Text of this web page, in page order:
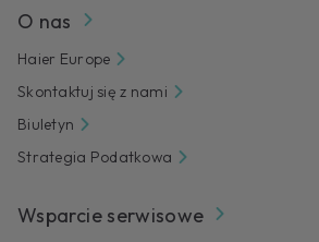
O nas
Haier Europe
Skontaktuj się z nami
Biuletyn
Strategia Podatkowa
Wsparcie serwisowe